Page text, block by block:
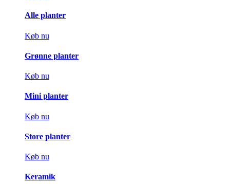
Alle planter
Køb nu
Grønne planter
Køb nu
Mini planter
Køb nu
Store planter
Køb nu
Keramik